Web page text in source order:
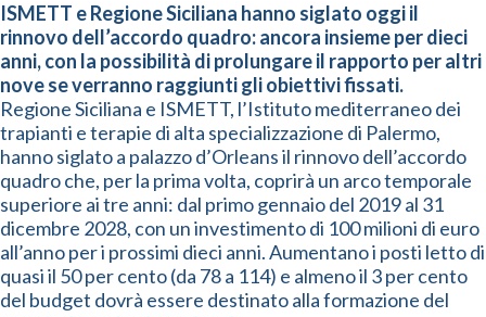
ISMETT e Regione Siciliana hanno siglato oggi il
rinnovo dell’accordo quadro: ancora insieme per dieci
anni, con la possibilità di prolungare il rapporto per altri
nove se verranno raggiunti gli obiettivi fissati.
Regione Siciliana e ISMETT, l’Istituto mediterraneo dei
trapianti e terapie di alta specializzazione di Palermo,
hanno siglato a palazzo d’Orleans il rinnovo dell’accordo
quadro che, per la prima volta, coprirà un arco temporale
superiore ai tre anni: dal primo gennaio del 2019 al 31
dicembre 2028, con un investimento di 100 milioni di euro
all’anno per i prossimi dieci anni. Aumentano i posti letto di
quasi il 50 per cento (da 78 a 114) e almeno il 3 per cento
del budget dovrà essere destinato alla formazione del